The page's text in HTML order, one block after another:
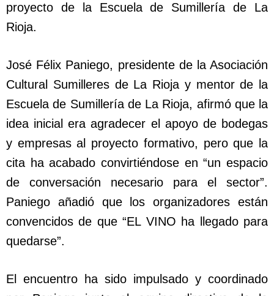
proyecto de la Escuela de Sumillería de La
Rioja.
José Félix Paniego, presidente de la Asociación
Cultural Sumilleres de La Rioja y mentor de la
Escuela de Sumillería de La Rioja, afirmó que la
idea inicial era agradecer el apoyo de bodegas
y empresas al proyecto formativo, pero que la
cita ha acabado convirtiéndose en “un espacio
de conversación necesario para el sector”.
Paniego añadió que los organizadores están
convencidos de que “EL VINO ha llegado para
quedarse”.
El encuentro ha sido impulsado y coordinado